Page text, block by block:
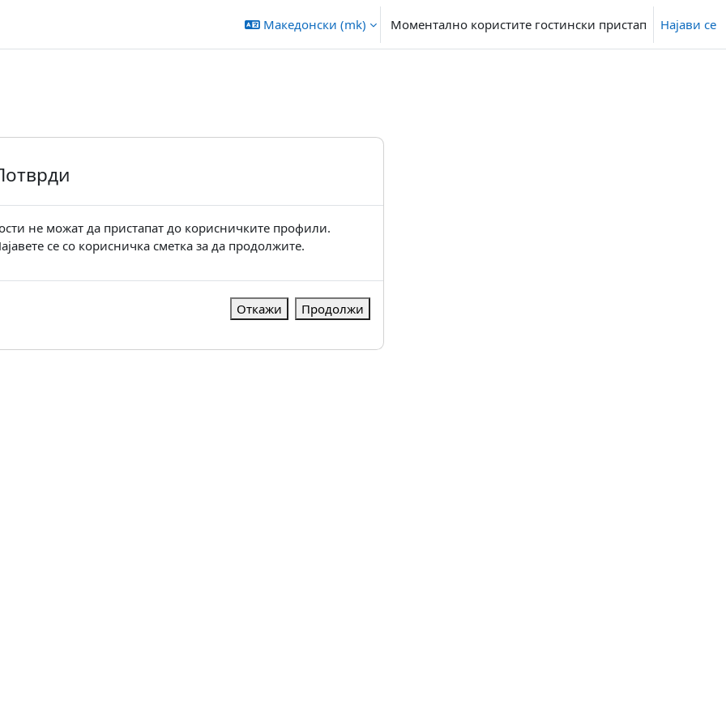
Македонски ‎(mk)‎ Моментално користите гостински пристап Најави се
не можат да пристапат до корисничките профили.
се со корисничка сметка за да продолжите.
Откажи Продолжи